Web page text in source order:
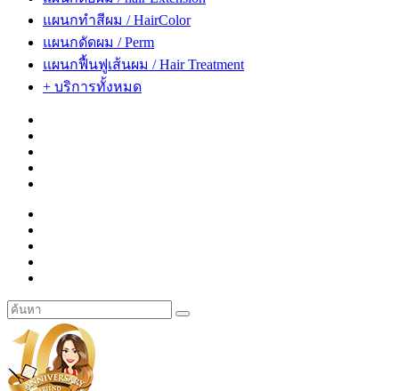
แผนกทำสีผม / HairColor
แผนกดัดผม / Perm
แผนกฟื้นฟูเส้นผม / Hair Treatment
+ บริการทั้งหมด